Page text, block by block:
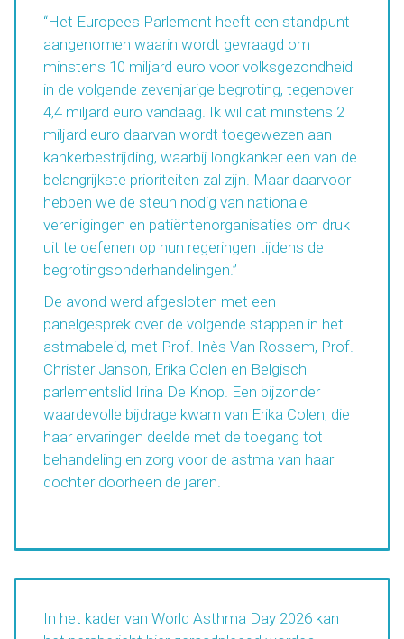
“Het Europees Parlement heeft een standpunt
aangenomen waarin wordt gevraagd om
minstens 10 miljard euro voor volksgezondheid
in de volgende zevenjarige begroting, tegenover
4,4 miljard euro vandaag. Ik wil dat minstens 2
miljard euro daarvan wordt toegewezen aan
kankerbestrijding, waarbij longkanker een van de
belangrijkste prioriteiten zal zijn. Maar daarvoor
hebben we de steun nodig van nationale
verenigingen en patiëntenorganisaties om druk
uit te oefenen op hun regeringen tijdens de
begrotingsonderhandelingen.”
De avond werd afgesloten met een
panelgesprek over de volgende stappen in het
astmabeleid, met Prof. Inès Van Rossem, Prof.
Christer Janson, Erika Colen en Belgisch
parlementslid Irina De Knop. Een bijzonder
waardevolle bijdrage kwam van Erika Colen, die
haar ervaringen deelde met de toegang tot
behandeling en zorg voor de astma van haar
dochter doorheen de jaren.
In het kader van World Asthma Day 2026 kan